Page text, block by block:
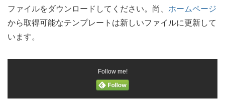
ファイルをダウンロードしてください。尚、 ホームページ
から取得可能なテンプレートは新しいファイルに更新して
います。
Follow me!